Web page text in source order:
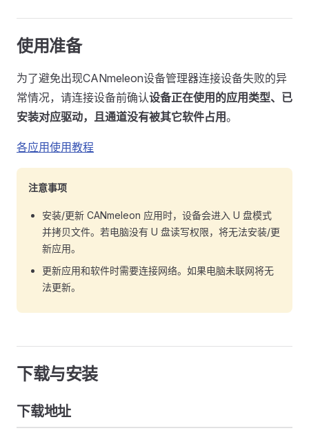
使用准备
为了避免出现CANmeleon设备管理器连接设备失败的异
常情况，请连接设备前确认设备正在使用的应用类型、已
安装对应驱动，且通道没有被其它软件占用。
各应用使用教程
注意事项
安装/更新 CANmeleon 应用时，设备会进入 U 盘模式
并拷贝文件。若电脑没有 U 盘读写权限，将无法安装/更
新应用。
更新应用和软件时需要连接网络。如果电脑未联网将无
法更新。
下载与安装
下载地址